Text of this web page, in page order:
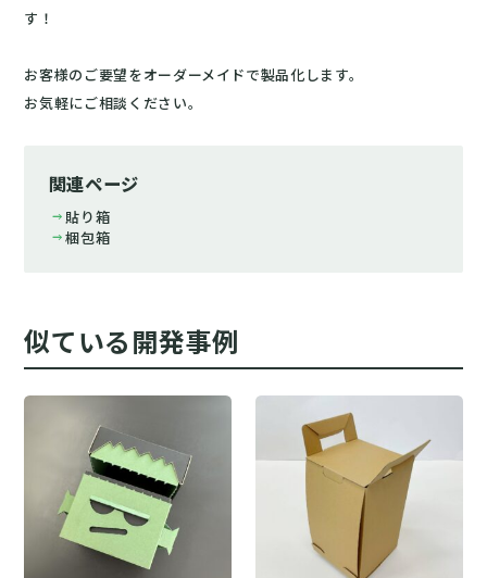
す！
お客様のご要望をオーダーメイドで製品化します。
お気軽にご相談ください。
関連ページ
arrow_right_alt貼り箱
arrow_right_alt梱包箱
似ている開発事例